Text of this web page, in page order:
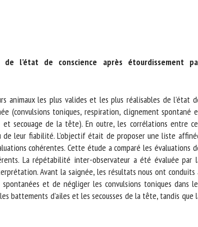
l’état de conscience après étourdissement par
les plus valides et les plus réalisables de l’état de
(convulsions toniques, respiration, clignement spontané et
secouage de la tête). En outre, les corrélations entre ces
leur fiabilité. L’objectif était de proposer une liste affinée
cohérentes. Cette étude a comparé les évaluations de
La répétabilité inter-observateur a été évaluée par la
Avant la saignée, les résultats nous ont conduits à
et de négliger les convulsions toniques dans les
battements d’ailes et les secousses de la tête, tandis que la